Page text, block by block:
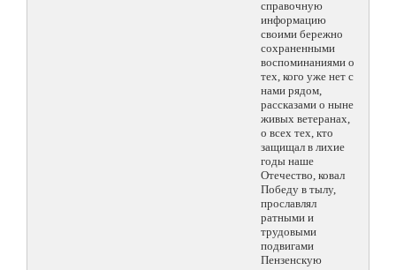
справочную
информацию
своими бережно
сохраненными
воспоминаниями о
тех, кого уже нет с
нами рядом,
рассказами о ныне
живых ветеранах,
о всех тех, кто
защищал в лихие
годы наше
Отечество, ковал
Победу в тылу,
прославлял
ратными и
трудовыми
подвигами
Пензенскую